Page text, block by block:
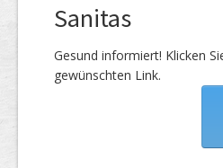
Sanitas
Gesund informiert! Klicken
gewünschten Link.